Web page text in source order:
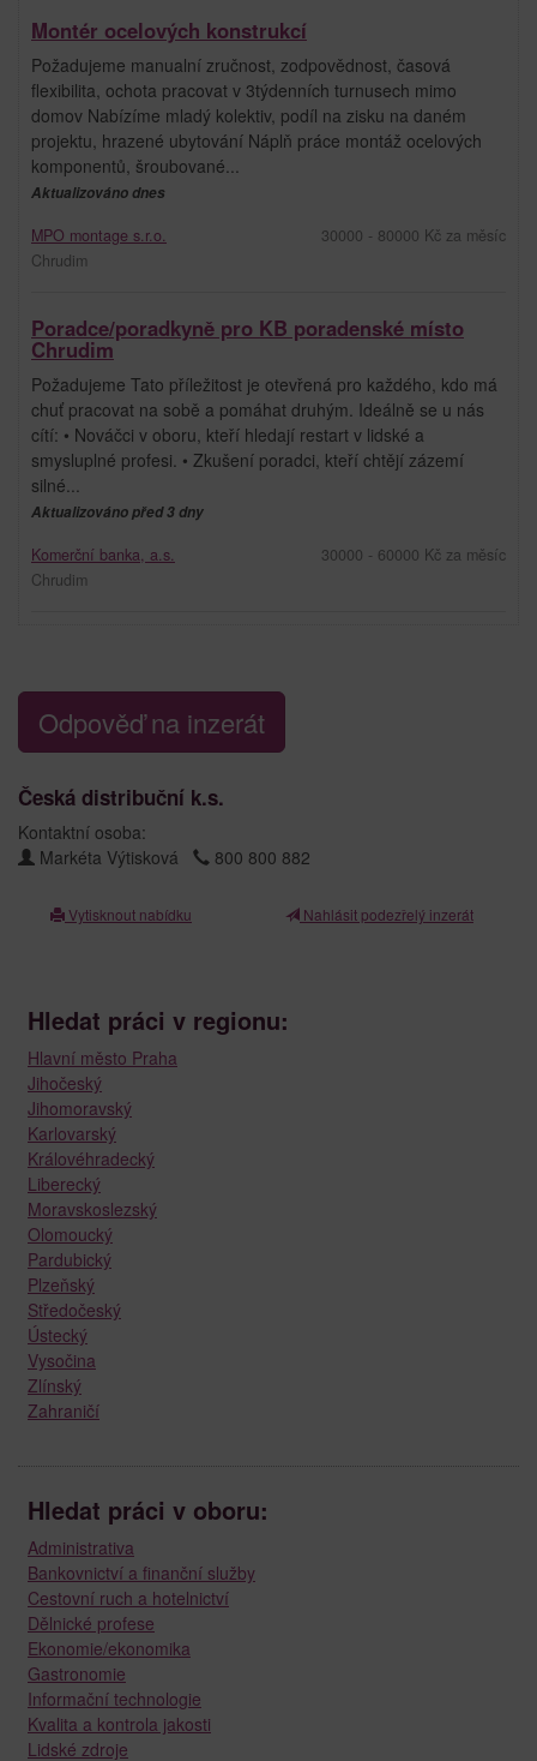
Montér ocelových konstrukcí
Požadujeme manualní zručnost, zodpovědnost, časová
flexibilita, ochota pracovat v 3týdenních turnusech mimo
domov Nabízíme mladý kolektiv, podíl na zisku na daném
projektu, hrazené ubytování Náplň práce montáž ocelových
komponentů, šroubované...
Aktualizováno dnes
MPO montage s.r.o.
Chrudim
30000 - 80000 Kč za měsíc
Poradce/poradkyně pro KB poradenské místo
Chrudim
Požadujeme Tato příležitost je otevřená pro každého, kdo má
chuť pracovat na sobě a pomáhat druhým. Ideálně se u nás
cítí: • Nováčci v oboru, kteří hledají restart v lidské a
smysluplné profesi. • Zkušení poradci, kteří chtějí zázemí
silné...
Aktualizováno před 3 dny
Komerční banka, a.s.
Chrudim
30000 - 60000 Kč za měsíc
Odpověď na inzerát
Česká distribuční k.s.
Kontaktní osoba:
Markéta Výtisková
800 800 882
Vytisknout nabídku Nahlásit podezřelý inzerát
Hledat práci v regionu:
Hlavní město Praha
Jihočeský
Jihomoravský
Karlovarský
Královéhradecký
Liberecký
Moravskoslezský
Olomoucký
Pardubický
Plzeňský
Středočeský
Ústecký
Vysočina
Zlínský
Zahraničí
Hledat práci v oboru:
Administrativa
Bankovnictví a finanční služby
Cestovní ruch a hotelnictví
Dělnické profese
Ekonomie/ekonomika
Gastronomie
Informační technologie
Kvalita a kontrola jakosti
Lidské zdroje